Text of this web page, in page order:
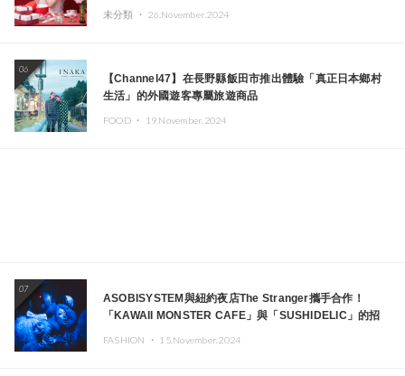
未分類 ・ 26.November.2024
06
【Channel47】在長野縣飯田市推出體驗「真正日本鄉村
生活」的外國遊客專屬旅遊商品
FOOD ・ 19.November.2024
07
ASOBISYSTEM與紐約夜店The Stranger攜手合作！
「KAWAII MONSTER CAFE」與「SUSHIDELIC」的招
FASHION ・ 15.November.2024